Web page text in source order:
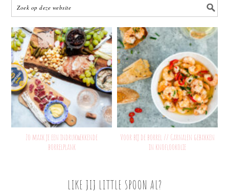
Zo maak je een indrukwekkende
borrelplank
Voor bij de borrel // Garnalen gebakken
in knoflookolie
LIKE JIJ LITTLE SPOON AL?